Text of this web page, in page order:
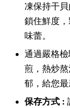
凍保持干
鎖住鮮度
味蕾。
通過嚴格
煎，熱炒
郁，給您最
保存方式 :